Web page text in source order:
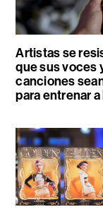
Artistas se
que sus voces
canciones
para entrenar a